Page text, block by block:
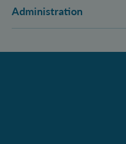
Administration